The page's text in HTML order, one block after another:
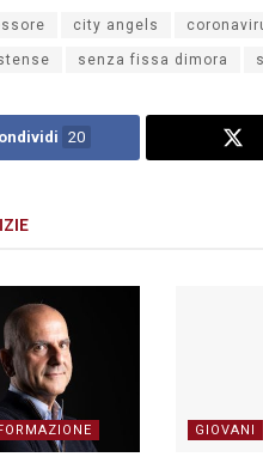
city angels
senza fissa dimora
20
GIOVANI